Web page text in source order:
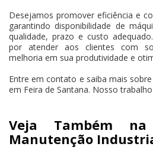
Desejamos promover eficiência e
garantindo disponibilidade de
qualidade, prazo e custo
por atender aos clientes com
melhoria em sua produtividade e
Entre em contato e saiba mais
em Feira de Santana. Nosso
Veja Também
Manutenção